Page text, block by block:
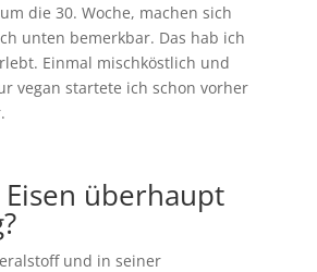
die 30. Woche, machen sich
unten bemerkbar. Das hab ich
Einmal mischköstlich und
vegan startete ich schon vorher
überhaupt
und in seiner